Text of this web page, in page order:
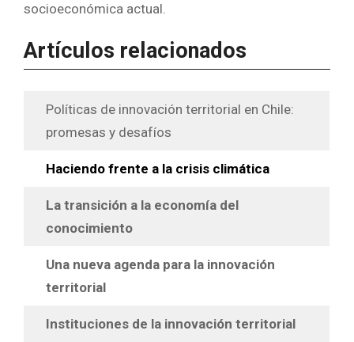
socioeconómica actual.
Artículos relacionados
Políticas de innovación territorial en Chile:
promesas y desafíos
Haciendo frente a la crisis climática
La transición a la economía del
conocimiento
Una nueva agenda para la innovación
territorial
Instituciones de la innovación territorial